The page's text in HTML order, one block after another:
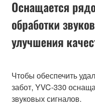
Оснащается
обработки
улучшения
Чтобы обеспечить
забот, YVC-330
звуковых сигналов.